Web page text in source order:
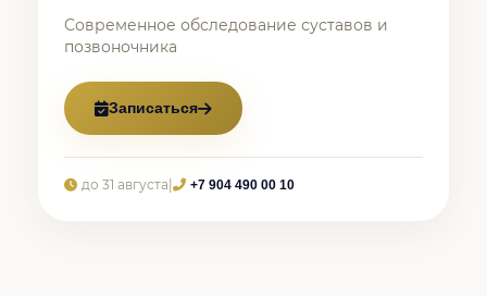
Современное обследование суставов и
позвоночника
Записаться
до 31 августа +7 904 490 00 10